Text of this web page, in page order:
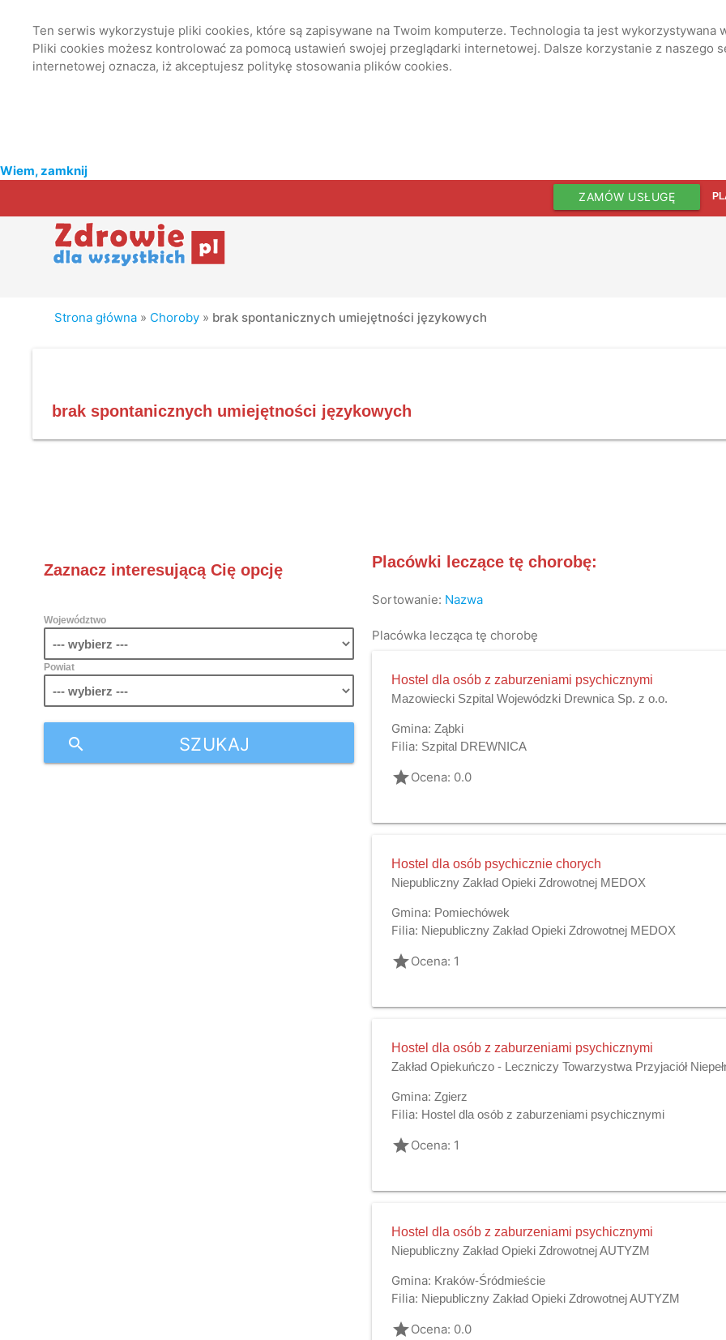
Ten serwis wykorzystuje pliki cookies, które są zapisywane na Twoim komputerze. Technologia ta jest
Pliki cookies możesz kontrolować za pomocą ustawień swojej przeglądarki internetowej. Dalsze korzystanie z naszego
internetowej oznacza, iż akceptujesz politykę stosowania plików cookies.
Wiem, zamknij
ZAMÓW USŁUGĘ
Strona główna » Choroby » brak spontanicznych umiejętności językowych
brak spontanicznych umiejętności językowych
Zaznacz interesującą Cię opcję
Województwo
Powiat
SZUKAJ
search
Placówki leczące tę chorobę:
Sortowanie: Nazwa
Placówka lecząca tę chorobę
Hostel dla osób z zaburzeniami psychicznymi
Mazowiecki Szpital Wojewódzki Drewnica Sp. z o.o.
Gmina: Ząbki
Filia: Szpital DREWNICA
gradeOcena: 0.0
Hostel dla osób psychicznie chorych
Niepubliczny Zakład Opieki Zdrowotnej MEDOX
Gmina: Pomiechówek
Filia: Niepubliczny Zakład Opieki Zdrowotnej MEDOX
gradeOcena: 1
Hostel dla osób z zaburzeniami psychicznymi
Zakład Opiekuńczo - Leczniczy Towarzystwa Przyjaciół
Gmina: Zgierz
Filia: Hostel dla osób z zaburzeniami psychicznymi
gradeOcena: 1
Hostel dla osób z zaburzeniami psychicznymi
Niepubliczny Zakład Opieki Zdrowotnej AUTYZM
Gmina: Kraków-Śródmieście
Filia: Niepubliczny Zakład Opieki Zdrowotnej AUTYZM
gradeOcena: 0.0